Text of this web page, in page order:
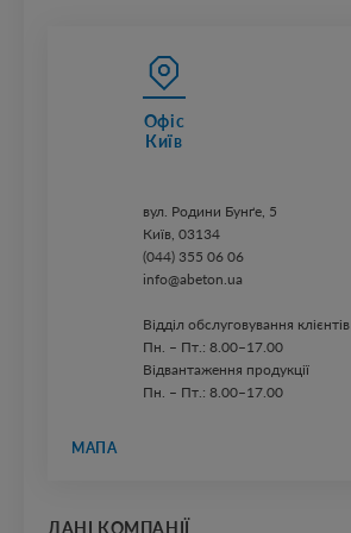
Офіс
Київ
вул. ​Родини Бунґе, 5
Київ, 03134
(044) 355 06 06
info@abeton.ua
Відділ обслуговування клієнтів
Пн. – Пт.: 8.00–17.00
Відвантаження продукції
Пн. – Пт.: 8.00–17.00
МАПА
ДАНІ КОМПАНІЇ